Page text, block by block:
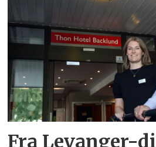
Fra Levanger-